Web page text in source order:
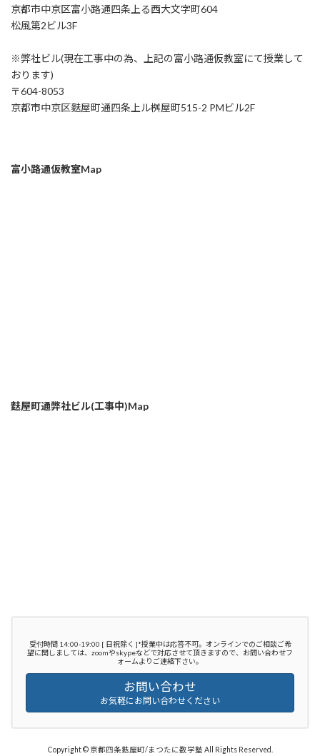
京都市中京区富小路通四条上る西大文字町604
松風第2ビル3F
※弊社ビル(現在工事中の為、上記の富小路通仮教室にて授業して
おります)
〒604-8053
京都市中京区麩屋町通四条上ル桝屋町515-2 PMビル2F
富小路通仮教室Map
麩屋町通弊社ビル(工事中)Map
受付時間 14:00-19:00 [ 日祝除く ]*授業中は応答不可。オンラインでのご相談ご希
望に関しましては、zoomやskypeなどで対応させて頂きますので、お問い合わせフ
ォームよりご連絡下さい。
お問い合わせ
お気軽にお問い合わせください
Copyright © 京都四条麩屋町/まつたに数学塾 All Rights Reserved.